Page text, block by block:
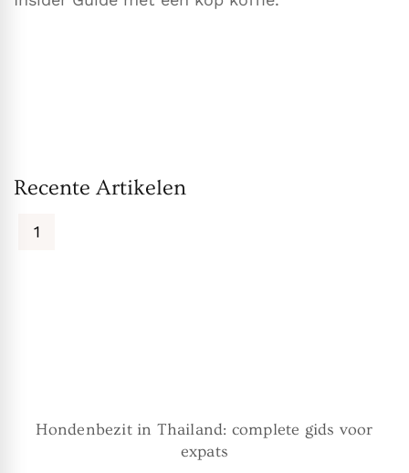
Recente Artikelen
Hondenbezit in Thailand: complete gids voor
expats